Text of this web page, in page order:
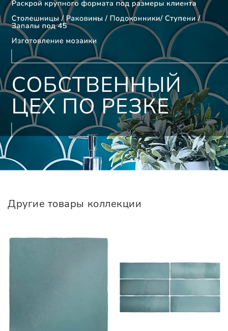
Другие товары коллекции